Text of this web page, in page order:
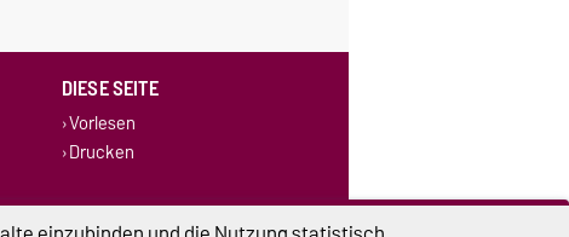
DIESE SEITE
Vorlesen
Drucken